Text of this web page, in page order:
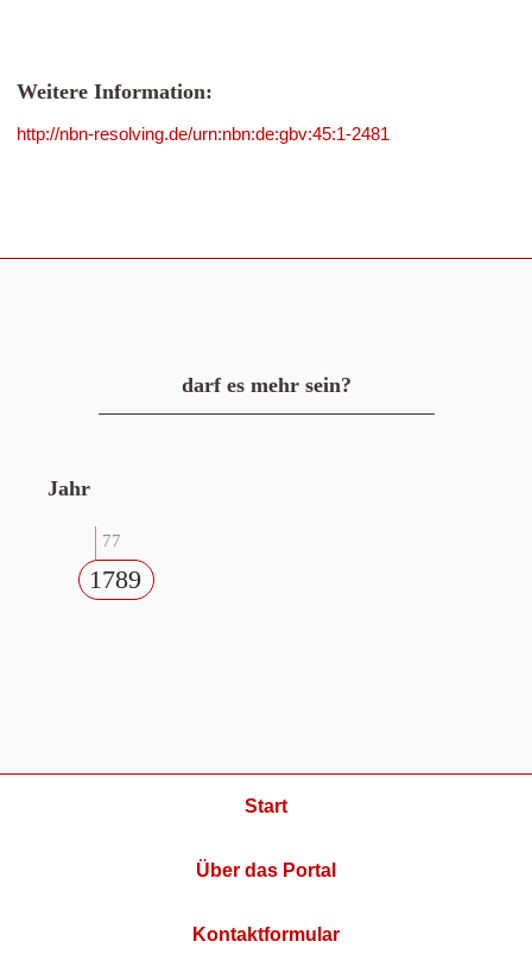
Weitere Information:
http://nbn-resolving.de/urn:nbn:de:gbv:45:1-2481
darf es mehr sein?
Jahr
77
1789
Start
Über das Portal
Kontaktformular